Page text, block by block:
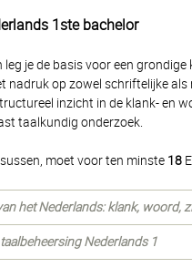
1ste bachelor
je de basis voor een
nadruk op zowel schriftelijke
inzicht in de klank- en
taalkundig onderzoek.
moet voor ten minste 18
het Nederlands: klank, woord,
Nederlands 1